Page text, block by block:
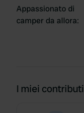
Appassionato di
camper da allora:
I miei contributi